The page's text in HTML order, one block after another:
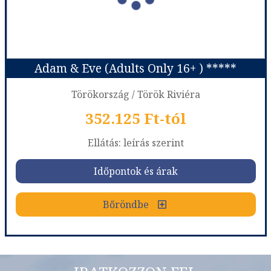
Szobatípus: Standard Room
Időpont: 2026-08-09 | 7 éj
már 196.875 Ft-tól
Időpontok és árak
Bőröndbe
Adam & Eve (Adults Only 16+ ) *****
Törökország / Török Riviéra
352.125 Ft-tól
Ellátás: leírás szerint
Időpontok és árak
Bőröndbe